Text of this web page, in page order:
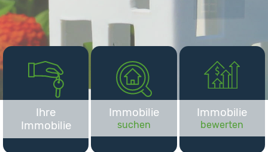
Ihre
Immobilie
Immobilie
suchen
Immobilie
bewerten